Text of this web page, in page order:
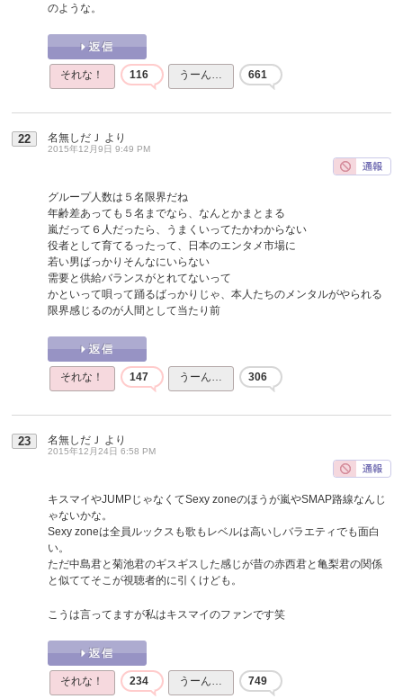
のような。
それな！ 116 うーん… 661
22 名無しだＪ より
2015年12月9日 9:49 PM
グループ人数は５名限界だね
年齢差あっても５名までなら、なんとかまとまる
嵐だって６人だったら、うまくいってたかわからない
役者として育てるったって、日本のエンタメ市場に
若い男ばっかりそんなにいらない
需要と供給バランスがとれてないって
かといって唄って踊るばっかりじゃ、本人たちのメンタルがやられる
限界感じるのが人間として当たり前
それな！ 147 うーん… 306
23 名無しだＪ より
2015年12月24日 6:58 PM
キスマイやJUMPじゃなくてSexy zoneのほうが嵐やSMAP路線なんじ
ゃないかな。
Sexy zoneは全員ルックスも歌もレベルは高いしバラエティでも面白
い。
ただ中島君と菊池君のギスギスした感じが昔の赤西君と亀梨君の関係
と似ててそこが視聴者的に引くけども。
こうは言ってますが私はキスマイのファンです笑
それな！ 234 うーん… 749